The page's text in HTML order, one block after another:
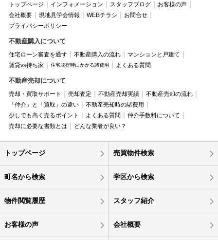
トップページ インフォメーション スタッフブログ
お客様の声
会社概要
現地見学会情報 WEBチラシ
お問合せ
プライバシーポリシー
不動産購入について
住宅ローン審査を通す 不動産購入の流れ
マンションと戸建て
賃貸vs持ち家
住宅取得時にかかる諸費用 よくある質問
不動産売却について
売却・買取サポート 売却査定 不動産売却実績
不動産売却の流れ
「仲介」と「買取」の違い
不動産売却時の諸費用
少しでも高く売るポイント
よくある質問
仲介手数料について
売却に必要な書類とは
どんな業者が良い？
トップページ 売買物件検索
町名から検索 学区から検索
物件閲覧履歴 スタッフ紹介
お客様の声 会社概要